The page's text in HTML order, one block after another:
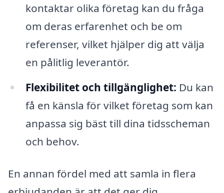
kontaktar olika företag kan du fråga
om deras erfarenhet och be om
referenser, vilket hjälper dig att välja
en pålitlig leverantör.
Flexibilitet och tillgänglighet: Du kan
få en känsla för vilket företag som kan
anpassa sig bäst till dina tidsscheman
och behov.
En annan fördel med att samla in flera